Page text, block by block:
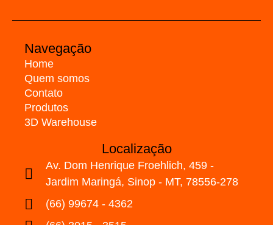
Navegação
Home
Quem somos
Contato
Produtos
3D Warehouse
Localização
Av. Dom Henrique Froehlich, 459 -
Jardim Maringá, Sinop - MT, 78556-278
(66) 99674 - 4362